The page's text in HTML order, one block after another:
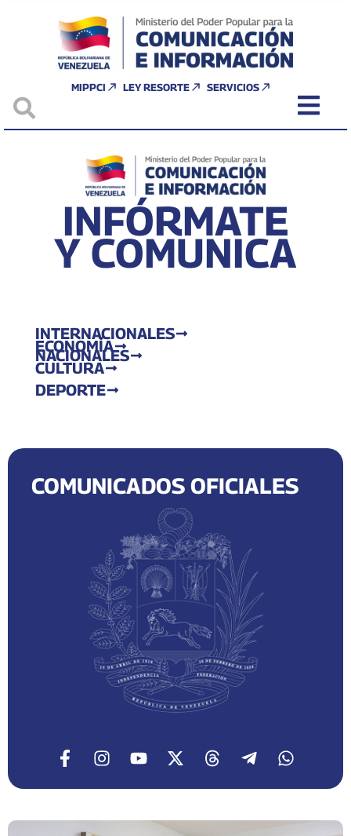
MIPPCI LEY RESORTE SERVICIOS
INTERNACIONALES
NACIONALES
INFÓRMATE
Y COMUNICA
ECONOMÍA
CULTURA
DEPORTE
COMUNICADOS OFICIALES